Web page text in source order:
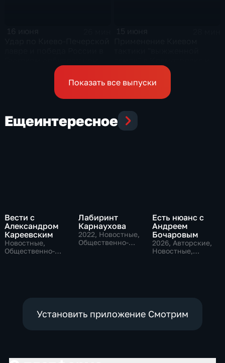
урегулирование
конфликта на Ближнем
Востоке
Показать все выпуски
Ещеинтересное
Вести с
Александром
Кареевским
Новостные,
Общественно-
Лабиринт
Карнаухова
2022, Новостные,
Общественно-
Есть нюанс с
Андреем
Бочаровым
2026, Авторские,
Новостные,
Установить приложение Смотрим